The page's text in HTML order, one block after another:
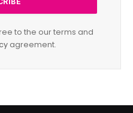
to the our terms and
agreement.